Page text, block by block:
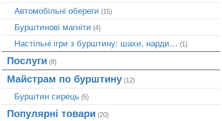
Автомобільні обереги (15)
Бурштинові магніти (4)
Настільні ігри з бурштину: шахи, нарди… (1)
Послуги (8)
Майстрам по бурштину (12)
Бурштин сирець (5)
Популярні товари (20)